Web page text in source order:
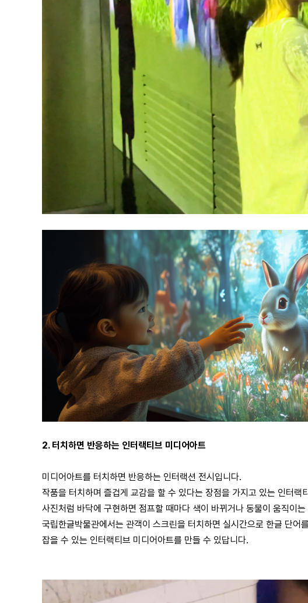
2. 터치하면 반응하는 인터랙티브 미디어아트
​미디어아트를 터치하면 반응하는 인터랙션 전시입니다.
작품을 터치하며 즐겁게 교감을 할 수 있다는 장점을 가지고 있는 인터
사진처럼 바닥에 구현하면 점프할 때마다 색이 바뀌거나 동물이 움직이
국립한글박물관에서는 관객이 스크린을 터치하면 실시간으로 한글 단
잡을 수 있는 인터랙티브 미디어아트를 만들 수 있답니다.